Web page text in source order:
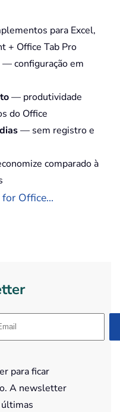
para Excel,
+ Office Tab Pro
— configuração em
— produtividade
do Office
— sem registro e
comparado à
Office...
para ficar
A newsletter